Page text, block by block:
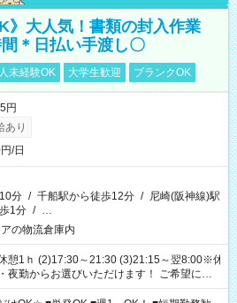
》大人気！書類の封入作業
＊日払い手渡し〇
未経験OK 大学生歓迎 ブランクOK
円
あり
/日
分 / 千船駅から徒歩12分 / 尼崎(阪神線)駅
1分 / …
の物流倉庫内
憩1ｈ (2)17:30～21:30 (3)21:15～翌8:00※休
夜勤からお選びいただけます！ ご希望に合
選べる勤務時間】 8-17